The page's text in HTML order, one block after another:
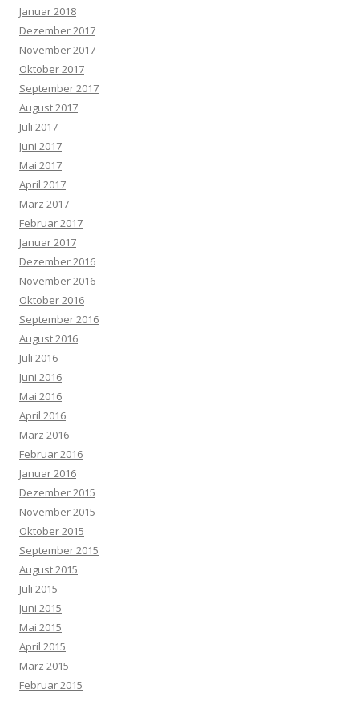
Januar 2018
Dezember 2017
November 2017
Oktober 2017
September 2017
August 2017
Juli 2017
Juni 2017
Mai 2017
April 2017
März 2017
Februar 2017
Januar 2017
Dezember 2016
November 2016
Oktober 2016
September 2016
August 2016
Juli 2016
Juni 2016
Mai 2016
April 2016
März 2016
Februar 2016
Januar 2016
Dezember 2015
November 2015
Oktober 2015
September 2015
August 2015
Juli 2015
Juni 2015
Mai 2015
April 2015
März 2015
Februar 2015